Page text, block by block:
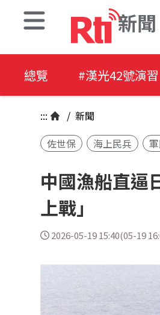
新聞
總覽 #漢光42號演習
::: / 新聞
佐世保
海上民兵
中國漁船直逼
上戰」
2026-05-19 15:40(05-19